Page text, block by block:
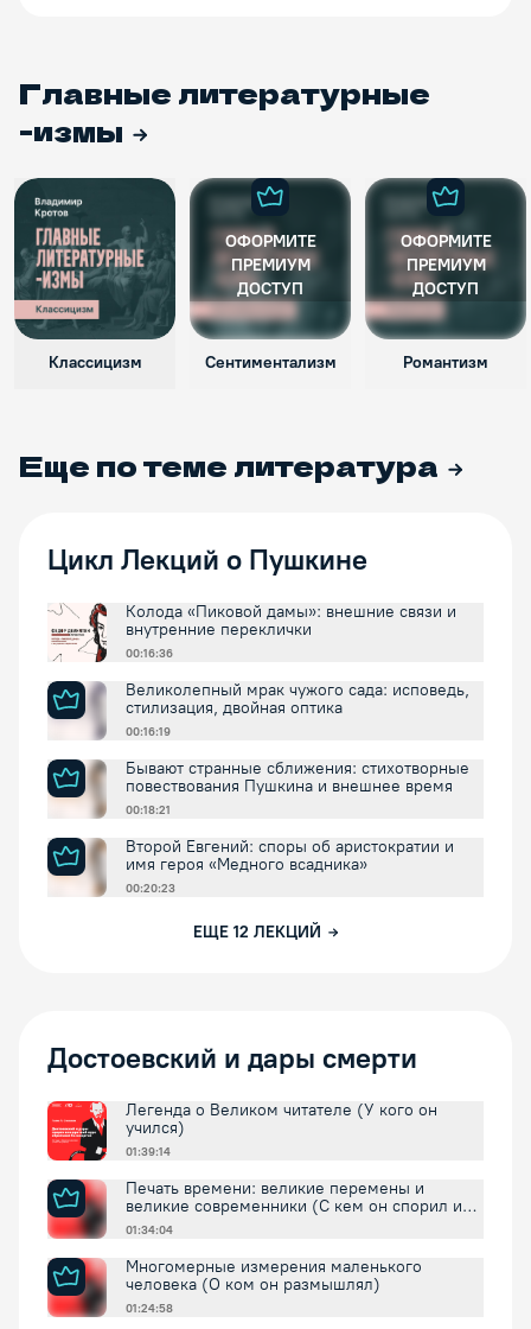
Главные литературные
-измы
Классицизм
ОФОРМИТЕ
ПРЕМИУМ
ДОСТУП
Сентиментализм
ОФОРМИТЕ
ПРЕМИУМ
ДОСТУП
Романтизм
Еще по теме литература
Цикл Лекций о Пушкине
Колода «Пиковой дамы»: внешние связи и
внутренние переклички
00:16:36
Великолепный мрак чужого сада: исповедь,
стилизация, двойная оптика
00:16:19
Бывают странные сближения: стихотворные
повествования Пушкина и внешнее время
00:18:21
Второй Евгений: споры об аристократии и
имя героя «Медного всадника»
00:20:23
ЕЩЕ 12 ЛЕКЦИЙ
Достоевский и дары смерти
Легенда о Великом читателе (У кого он
учился)
01:39:14
Печать времени: великие перемены и
великие современники (С кем он спорил и
соглашался)
01:34:04
Многомерные измерения маленького
человека (О ком он размышлял)
01:24:58